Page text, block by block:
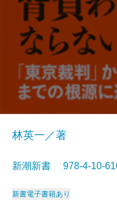
林英一／著
新潮新書 978-4-10-
新書電子書籍あり